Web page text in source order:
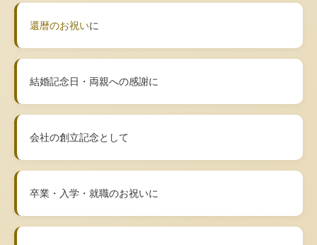
還暦のお祝いに
結婚記念日・両親への感謝に
会社の創立記念として
卒業・入学・就職のお祝いに